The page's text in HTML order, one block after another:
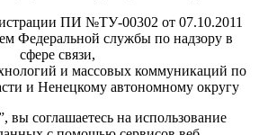
ПИ №ТУ-00302 от 07.10.2011
Федеральной службы по надзору в
сфере связи,
и массовых коммуникаций по
и Ненецкому автономному округу
соглашаетесь на использование